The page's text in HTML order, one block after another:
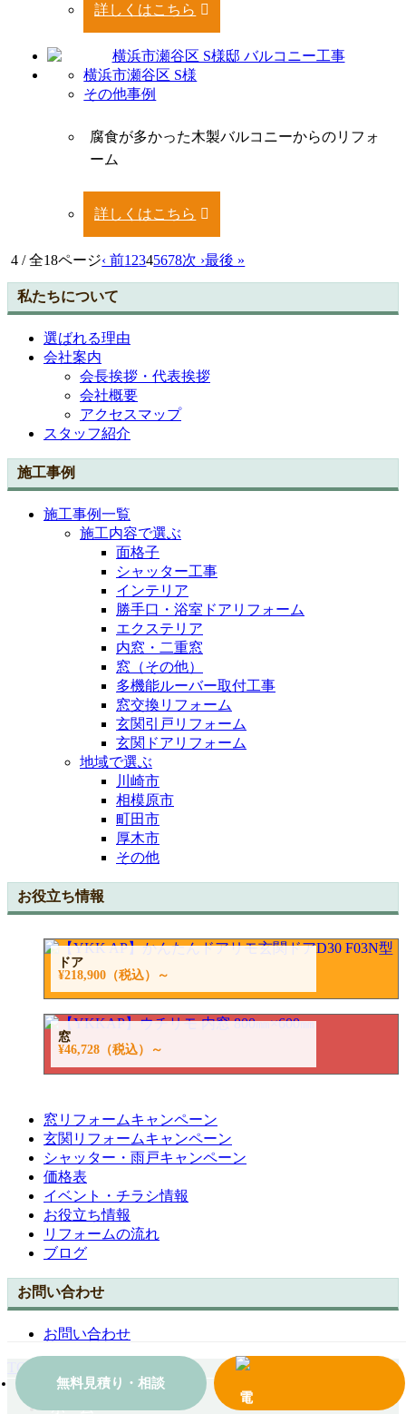
無料見積り・相談
詳しくはこちら
横浜市瀬谷区 S様
その他事例
腐食が多かった木製バルコニーからのリフォ
ーム
詳しくはこちら
4 / 全18ページ‹ 前1 2345678次 ›最後 »
私たちについて
選ばれる理由
会社案内
会長挨拶・代表挨拶
会社概要
アクセスマップ
スタッフ紹介
施工事例
施工事例一覧
施工内容で選ぶ
面格子
シャッター工事
インテリア
勝手口・浴室ドアリフォーム
エクステリア
内窓・二重窓
窓（その他）
多機能ルーバー取付工事
窓交換リフォーム
玄関引戸リフォーム
玄関ドアリフォーム
地域で選ぶ
川崎市
相模原市
町田市
厚木市
その他
お役立ち情報
ドア
¥218,900（税込）～
窓
¥46,728（税込）～
窓リフォームキャンペーン
玄関リフォームキャンペーン
シャッター・雨戸キャンペーン
価格表
イベント・チラシ情報
お役立ち情報
リフォームの流れ
ブログ
お問い合わせ
お問い合わせ
TOPへ戻る
ホーム